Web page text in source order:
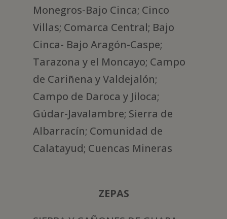
Monegros-Bajo Cinca; Cinco
Villas; Comarca Central; Bajo
Cinca- Bajo Aragón-Caspe;
Tarazona y el Moncayo; Campo
de Cariñena y Valdejalón;
Campo de Daroca y Jiloca;
Gúdar-Javalambre; Sierra de
Albarracín; Comunidad de
Calatayud; Cuencas Mineras
ZEPAS